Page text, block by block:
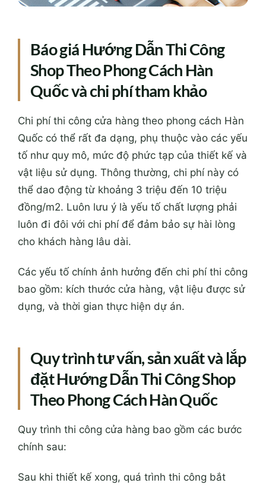
Báo giá Hướng Dẫn Thi Công
Shop Theo Phong Cách Hàn
Quốc và chi phí tham khảo
Chi phí thi công cửa hàng theo phong cách Hàn
Quốc có thể rất đa dạng, phụ thuộc vào các yếu
tố như quy mô, mức độ phức tạp của thiết kế và
vật liệu sử dụng. Thông thường, chi phí này có
thể dao động từ khoảng 3 triệu đến 10 triệu
đồng/m2. Luôn lưu ý là yếu tố chất lượng phải
luôn đi đôi với chi phí để đảm bảo sự hài lòng
cho khách hàng lâu dài.
Các yếu tố chính ảnh hưởng đến chi phí thi công
bao gồm: kích thước cửa hàng, vật liệu được sử
dụng, và thời gian thực hiện dự án.
Quy trình tư vấn, sản xuất và lắp
đặt Hướng Dẫn Thi Công Shop
Theo Phong Cách Hàn Quốc
Quy trình thi công cửa hàng bao gồm các bước
chính sau:
Sau khi thiết kế xong, quá trình thi công bắt